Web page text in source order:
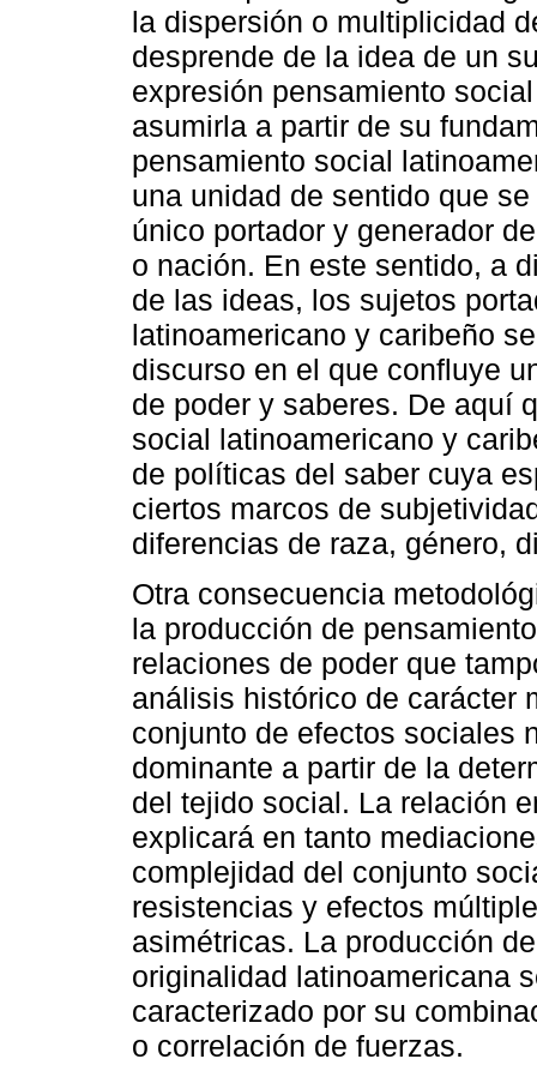
la dispersión o multiplicidad
desprende de la idea de un
expresión pensamiento
asumirla a partir de su
pensamiento social
una unidad de sentido que
único portador y generador
o nación. En este sentido, a
de las ideas, los sujetos
latinoamericano y caribeño
discurso en el que confluye
de poder y saberes. De aquí
social latinoamericano y
de políticas del saber cuya
ciertos marcos de
diferencias de raza, género,
Otra consecuencia
la producción de
relaciones de poder que
análisis histórico de carácter
conjunto de efectos sociales
dominante a partir de la
del tejido social. La relación
explicará en tanto
complejidad del conjunto
resistencias y efectos
asimétricas. La producción
originalidad latinoamericana
caracterizado por su
o correlación de fuerzas.